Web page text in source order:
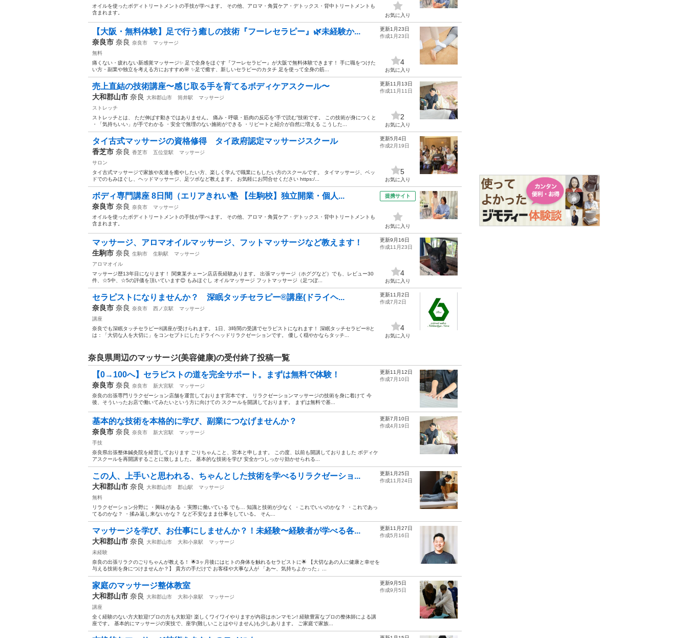
オイルを使ったボディトリートメントの手技が学べます。 その他、アロマ・角質ケア・デトックス・背中トリートメントも
含まれます。
お気に入り
【大阪・無料体験】足で行う癒しの技術『フーレセラピー』🌿未経験か...
奈良市 奈良 奈良市
マッサージ
無料
痛くない・疲れない新感覚マッサージ✨ 足で全身をほぐす『フーレセラピー』が大阪で無料体験できます！ 手に職をつけた
い方・副業や独立を考える方におすすめ🌸 ✨足で癒す、新しいセラピーのカタチ 足を使って全身の筋...
更新1月23日
作成1月23日
4
お気に入り
売上直結の技術講座〜感じ取る手を育てるボディケアスクール〜
大和郡山市 奈良 大和郡山市 筒井駅
マッサージ
ストレッチ
ストレッチとは、 ただ伸ばす動きではありません。 痛み・呼吸・筋肉の反応を“手で読む”技術です。 この技術が身につくと
・「気持ちいい」が手でわかる ・安全で無理のない施術ができる ・リピートと紹介が自然に増える こうした...
更新11月13日
作成11月11日
2
お気に入り
タイ古式マッサージの資格修得 タイ政府認定マッサージスクール
香芝市 奈良 香芝市 五位堂駅
マッサージ
サロン
タイ古式マッサージで家族や友達を癒やしたい方、楽しく学んで職業にもしたい方のスクールです。 タイマッサージ、ベッ
ドでのもみほぐし、ヘッドマッサージ、足ツボなど教えます。 お気軽にお問合せください https:/...
更新5月4日
作成2月19日
5
お気に入り
ボディ専門講座 8日間（エリアきれい塾 【生駒校】独立開業・個人...
奈良市 奈良 奈良市
マッサージ
オイルを使ったボディトリートメントの手技が学べます。 その他、アロマ・角質ケア・デトックス・背中トリートメントも
含まれます。
提携サイト
お気に入り
マッサージ、アロマオイルマッサージ、フットマッサージなど教えます！
生駒市 奈良 生駒市 生駒駅
マッサージ
アロマオイル
マッサージ歴13年目になります！ 関東某チェーン店店長経験あります。 出張マッサージ（ホググなど）でも、レビュー30
件、☆5中、☆5の評価を頂いています😊 もみほぐし オイルマッサージ フットマッサージ（足つぼ...
更新9月16日
作成11月23日
4
お気に入り
セラピストになりませんか？ 深眠タッチセラピー®︎講座(ドライヘ...
奈良市 奈良 奈良市 西ノ京駅
マッサージ
講座
奈良でも深眠タッチセラピー®︎講座が受けられます。 1日、3時間の受講でセラピストになれます！ 深眠タッチセラピー®︎と
は：「大切な人を大切に」をコンセプトにしたドライヘッドリラクゼーションです。 優しく穏やかならタッチ...
更新11月2日
作成7月2日
4
お気に入り
奈良県周辺のマッサージ(美容健康)の受付終了投稿一覧
【0→100へ】セラピストの道を完全サポート。まずは無料で体験！
奈良市 奈良 奈良市 新大宮駅
マッサージ
奈良の出張専門リラクゼーション店舗を運営しております宮本です。 リラクゼーションマッサージの技術を身に着けて 今
後、そういったお店で働いてみたいという方に向けての スクールを開講しております。 まずは無料で基...
更新11月12日
作成7月10日
基本的な技術を本格的に学び、副業につなげませんか？
奈良市 奈良 奈良市 新大宮駅
マッサージ
手技
奈良県出張整体鍼灸院を経営しております ごりちゃんこと、宮本と申します。 この度、以前も開講しておりました ボディケ
アスクールを再開講することに致しました。 基本的な技術を学び 安全かつしっかり効かせられる...
更新7月10日
作成4月19日
この人、上手いと思われる、ちゃんとした技術を学べるリラクゼーショ...
大和郡山市 奈良 大和郡山市 郡山駅
マッサージ
無料
リラクゼーション分野に ・興味がある ・実際に働いている でも… 知識と技術が少なく ・これでいいのかな？ ・これであっ
てるのかな？ ・揉み返し来ないかな？ など不安なまま仕事をしている。 そん...
更新1月25日
作成11月24日
マッサージを学び、お仕事にしませんか？！未経験〜経験者が学べる各...
大和郡山市 奈良 大和郡山市 大和小泉駅
マッサージ
未経験
奈良の出張リラクのごりちゃんが教える！ 🌟3ヶ月後にはヒトの身体を触れるセラピストに🌟 【大切なあの人に健康と幸せを
与える技術を身につけませんか？】 貴方の手だけで お客様や大事な人が 「あ〜、気持ちよかった」...
更新11月27日
作成5月16日
家庭のマッサージ整体教室
大和郡山市 奈良 大和郡山市 大和小泉駅
マッサージ
講座
全く経験のない方大歓迎!プロの方も大歓迎! 楽しくワイワイやりますが内容はホンマモン! 経験豊富なプロの整体師による講
座です。 基本的にマッサージの実技で、座学(難しいことはやりません)も少しあります。 ご家庭で家族...
更新9月5日
作成9月5日